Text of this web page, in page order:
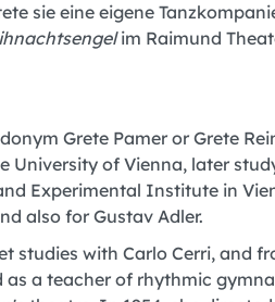
sie eine eigene
im Raimund
Grete Pamer or Grete
University of Vienna, later
Experimental Institute in
also for Gustav Adler.
studies with Carlo Cerri,
as a teacher of rhythmic